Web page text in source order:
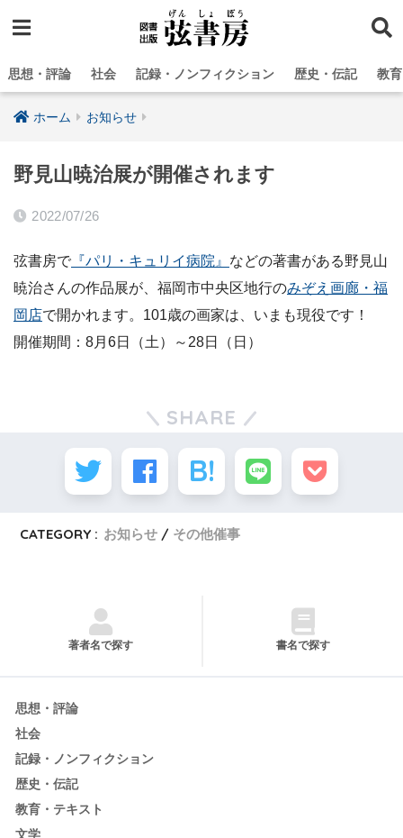
思想・評論 社会 記録・ノンフィクション 歴史・伝記 教
ホーム お知らせ
野見山暁治展が開催されます
2022/07/26
弦書房で 『パリ・キュリイ病院』 などの著書がある野見山
暁治さんの作品展が、福岡市中央区地行のみぞえ画廊・福
岡店で開かれます。101歳の画家は、いまも現役です！
開催期間：8月6日（土）～28日（日）
SHARE
CATEGORY : お知らせ その他催事
著者名で探す 書名で探す
思想・評論
社会
記録・ノンフィクション
歴史・伝記
教育・テキスト
文学